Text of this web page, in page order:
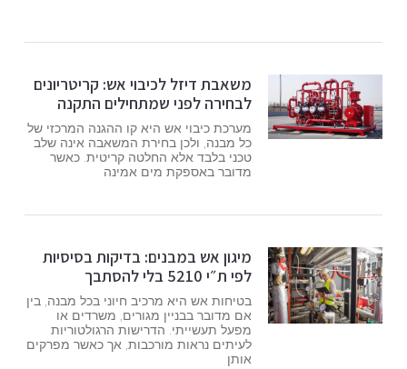
משאבת דיזל לכיבוי אש: קריטריונים
לבחירה לפני שמתחילים התקנה
מערכת כיבוי אש היא קו ההגנה המרכזי של
כל מבנה, ולכן בחירת המשאבה אינה שלב
טכני בלבד אלא החלטה קריטית. כאשר
מדובר באספקת מים אמינה
מיגון אש במבנים: בדיקות בסיסיות
לפי ת״י 5210 בלי להסתבך
בטיחות אש היא מרכיב חיוני בכל מבנה, בין
אם מדובר בבניין מגורים, משרדים או
מפעל תעשייתי. הדרישות הרגולטוריות
לעיתים נראות מורכבות, אך כאשר מפרקים
אותן